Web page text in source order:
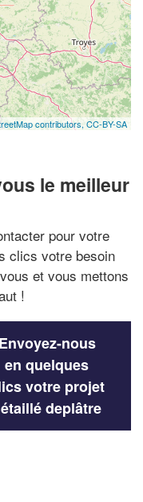
contributors, CC-BY-SA
le meilleur
pour votre
clics votre besoin
et vous mettons
!
Envoyez-nous
en quelques
votre projet
deplâtre